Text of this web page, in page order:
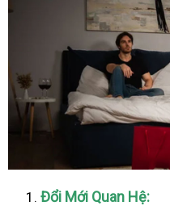
Đổi Mới Quan Hệ: